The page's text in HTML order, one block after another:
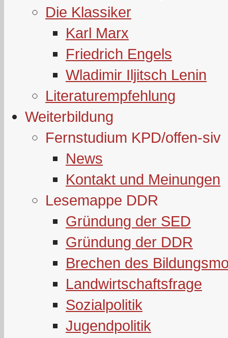
Die Klassiker
Karl Marx
Friedrich Engels
Wladimir Iljitsch Lenin
Literaturempfehlung
Weiterbildung
Fernstudium KPD/offen-siv
News
Kontakt und Meinungen
Lesemappe DDR
Gründung der SED
Gründung der DDR
Brechen des
Landwirtschaftsfrage
Sozialpolitik
Jugendpolitik